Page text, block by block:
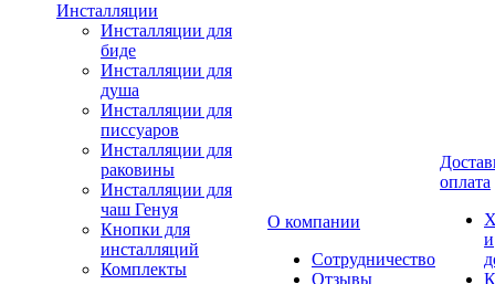
Инсталляции
Инсталляции для
биде
Инсталляции для
душа
Инсталляции для
писсуаров
Инсталляции для
раковины
Инсталляции для
чаш Генуя
Кнопки для
инсталляций
Комплекты
О компании
Сотрудничество
Отзывы
оплата
и